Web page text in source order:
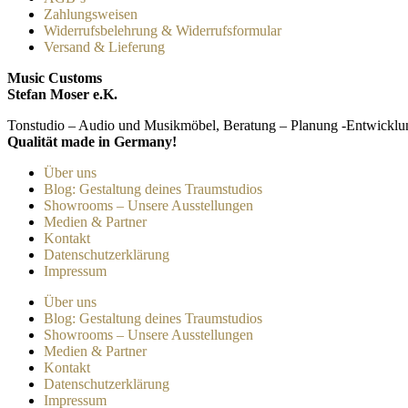
Zahlungsweisen
Widerrufsbelehrung & Widerrufsformular
Versand & Lieferung
Music Customs
Stefan Moser e.K.
Tonstudio – Audio und Musikmöbel, Beratung – Planung -
Qualität made in Germany!
Über uns
Blog: Gestaltung deines Traumstudios
Showrooms – Unsere Ausstellungen
Medien & Partner
Kontakt
Datenschutzerklärung
Impressum
Über uns
Blog: Gestaltung deines Traumstudios
Showrooms – Unsere Ausstellungen
Medien & Partner
Kontakt
Datenschutzerklärung
Impressum